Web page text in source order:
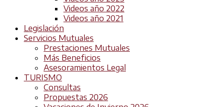
Videos año 2022
Videos año 2021
Legislación
Servicios Mutuales
Prestaciones Mutuales
Más Beneficios
Asesoramientos Legal
TURISMO
Consultas
Propuestas 2026